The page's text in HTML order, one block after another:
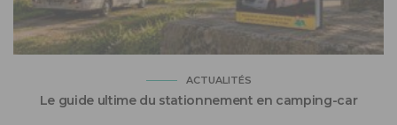
ACTUALITÉS
Le guide ultime du stationnement en camping-car